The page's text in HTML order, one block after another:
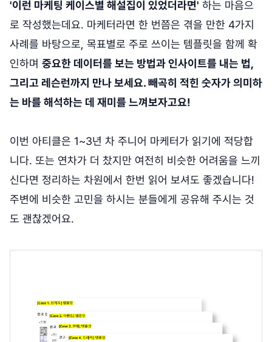
'이런 마케팅 케이스별 해설집이 있었더라면' 하는 마음으
로 작성했는데요. 마케터라면 한 번쯤은 겪을 만한 4가지
사례를 바탕으로, 목표별로 주로 쓰이는 템플릿을 함께 확
인하며 중요한 데이터를 보는 방법과 인사이트를 내는 법,
그리고 레슨런까지 만나 보세요. 빼곡히 적힌 숫자가 의미하
는 바를 해석하는 데 재미를 느껴보자고요!
이번 아티클은 1~3년 차 주니어 마케터가 읽기에 적당합
니다. 또는 연차가 더 찼지만 여전히 비슷한 어려움을 느끼
신다면 정리하는 차원에서 한번 읽어 보셔도 좋겠습니다!
주변에 비슷한 고민을 하시는 분들에게 공유해 주시는 것
도 괜찮겠어요.